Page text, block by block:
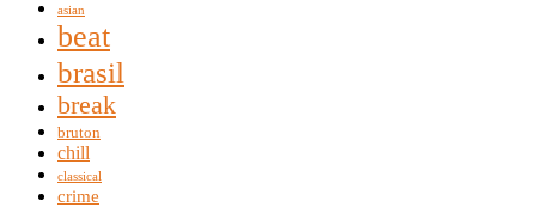
asian
beat
brasil
break
bruton
chill
classical
crime